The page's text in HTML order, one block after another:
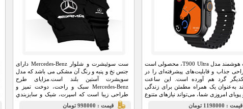
ساعت هوشمند مدل T900 Ultra، محصولی است
جذاب و قابلیت‌های پیشرفته‌ای را در
گرد هم آورده است. این ساعت
به‌عنوان یک همراه مطمئن برای زندگی
پویای امروزی شما، می‌تواند نیازهای متنوع
به‌خوبی برطرف کند.
قيمت : 1198000 تومان
ست سوئیشرت و شلوار Mercedes-Benz دارای
جنس نخ و پنبه و رنگ آن مشکی می باشد که مدل
سویشرت آستین بلند است.مزايای طرح
Mercedes-Benz سبک و راحت، دوخت تميز و
طراحی زیبا است که اسپرت، شیک و سايزبندي
آن فري سايز است.
قيمت : 998000 تومان